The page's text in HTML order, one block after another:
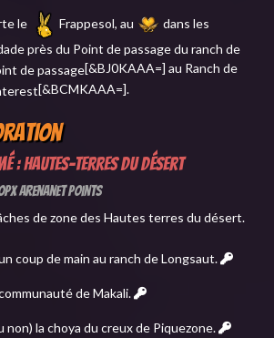
le Frappesol, au
dans les
près du Point de passage du ranch de
[&BJ0KAAA=] au Ranch de
[&BCMKAAA=].
: Hautes-terres du désert
de zone des Hautes terres du désert.
coup de main au ranch de Longsaut.
de Makali.
non) la choya du creux de Piquezone.